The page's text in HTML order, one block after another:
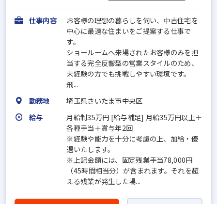
仕事内容
お客様の理想の暮らしを伺い、中古住宅を
中心に最適な住まいをご提案する仕事で
す。
ショールームへ来場されたお客様のみを担
当する完全反響型の営業スタイルのため、
未経験の方でも挑戦しやすい環境です。
飛...
勤務地
埼玉県さいたま市中央区
給与
月給制35万円 [給与補足] 月給35万円以上＋
各種手当＋賞与年2回
※経験や能力を十分に考慮の上、加給・優
遇いたします。
※上記金額には、固定残業手当78,000円
（45時間相当分）が含まれます。それを超
える残業が発生した場...